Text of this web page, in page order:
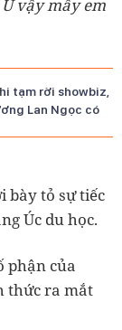
vậy mấy em
tạm rời showbiz,
Lan Ngọc có
bày tỏ sự tiếc
Úc du học.
phận của
thức ra mắt